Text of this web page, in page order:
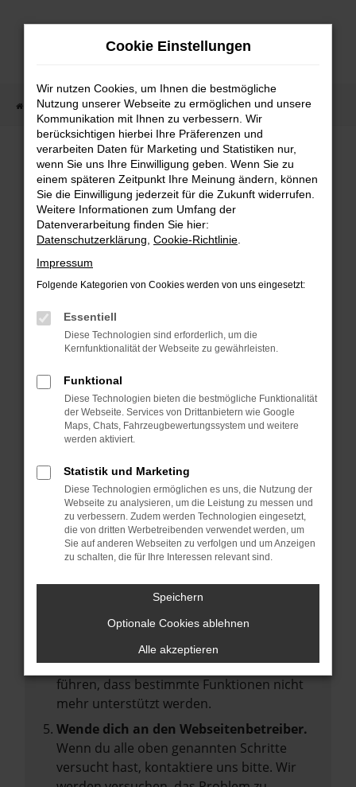
Zum
Startseite Fahrzeugangebote Fahrzeugmarkt
Fahrzeugmarkt
Fehler: Network Error
Beim Laden ist ein Fehler aufgetreten.
Hier sind ein paar Tipps, die dir helfen können:
Überprüfe deine Firewall und deine
Internetverbindung.
deine Suchmaschine?
Prüfe deine Browsererweiterungen.
Manche Erweiterungen, wie Werbeblocker,
können das Laden bestimmter Seiten
anderen Browser oder in einem privaten
Fenster?
Starte dein Gerät neu.
Das kann manchmal helfen,
vorübergehende Probleme zu beheben.
Stelle sicher, dass dein Browser und dein
Betriebssystem auf dem neuesten Stand
Veraltete Software birgt nicht nur ein
Sicherheitsrisiko, sondern kann auch dazu
führen, dass bestimmte Funktionen nicht
mehr unterstützt werden.
Wende dich an den Webseitenbetreiber.
Wenn du alle oben genannten Schritte
versucht hast, kontaktiere uns bitte. Wir
Cookie Einstellungen
Wir nutzen Cookies, um Ihnen die bestmögliche
Nutzung unserer Webseite zu ermöglichen und unsere
Kommunikation mit Ihnen zu verbessern. Wir
berücksichtigen hierbei Ihre Präferenzen und
verarbeiten Daten für Marketing und Statistiken nur,
wenn Sie uns Ihre Einwilligung geben. Wenn Sie zu
einem späteren Zeitpunkt Ihre Meinung ändern, können
Sie die Einwilligung jederzeit für die Zukunft widerrufen.
Weitere Informationen zum Umfang der
Datenverarbeitung finden Sie hier:
Datenschutzerklärung Cookie-Richtlinie
Impressum
Folgende Kategorien von Cookies werden von uns eingesetzt:
Essentiell
Diese Technologien sind erforderlich, um die
Kernfunktionalität der Webseite zu gewährleisten.
Funktional
Diese Technologien bieten die bestmögliche Funktionalität
der Webseite. Services von Drittanbietern wie Google
Maps, Chats, Fahrzeugbewertungssystem und weitere
werden aktiviert.
Statistik und Marketing
Diese Technologien ermöglichen es uns, die Nutzung der
Webseite zu analysieren, um die Leistung zu messen und
zu verbessern. Zudem werden Technologien eingesetzt,
die von dritten Werbetreibenden verwendet werden, um
Sie auf anderen Webseiten zu verfolgen und um Anzeigen
zu schalten, die für Ihre Interessen relevant sind.
Speichern
Optionale Cookies ablehnen
Alle akzeptieren